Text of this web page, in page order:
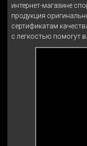
интернет-магазине
продукция
сертификатам
с легкостью помогут